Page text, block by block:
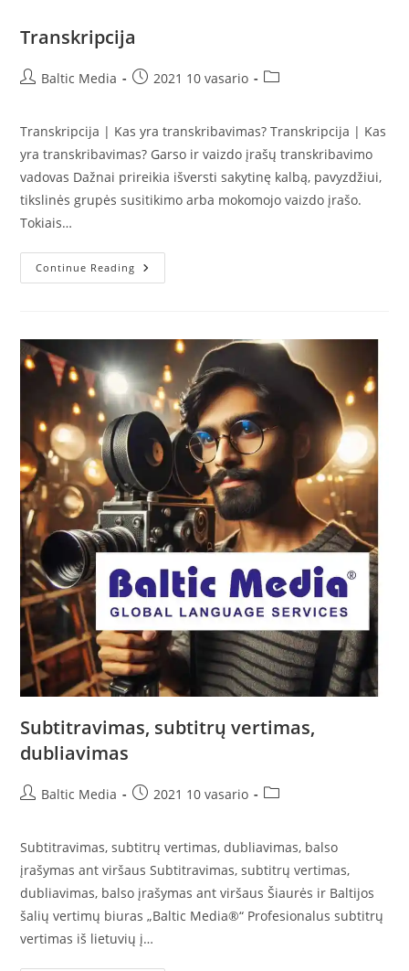
Transkripcija
PostBaltic Media
Post2021 10 vasario
Post
Transkripcija | Kas yra transkribavimas? Transkripcija | Kas
yra transkribavimas? Garso ir vaizdo įrašų transkribavimo
vadovas Dažnai prireikia išversti sakytinę kalbą, pavyzdžiui,
tikslinės grupės susitikimo arba mokomojo vaizdo įrašo.
Tokiais…
Continue Reading Transkripcija
Subtitravimas, subtitrų vertimas,
dubliavimas
PostBaltic Media
Post2021 10 vasario
Post
Subtitravimas, subtitrų vertimas, dubliavimas, balso
įrašymas ant viršaus Subtitravimas, subtitrų vertimas,
dubliavimas, balso įrašymas ant viršaus Šiaurės ir Baltijos
šalių vertimų biuras „Baltic Media®“ Profesionalus subtitrų
vertimas iš lietuvių į…